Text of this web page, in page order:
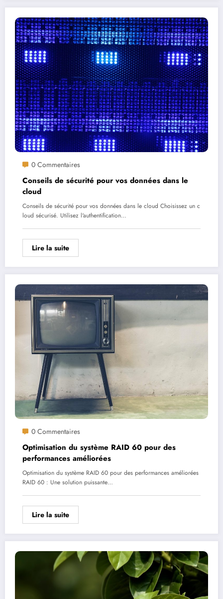
0 Commentaires
Conseils de sécurité pour vos données dans le
cloud
Conseils de sécurité pour vos données dans le cloud Choisissez un c
loud sécurisé. Utilisez l'authentification…
Lire la suite
0 Commentaires
Optimisation du système RAID 60 pour des
performances améliorées
Optimisation du système RAID 60 pour des performances améliorées
RAID 60 : Une solution puissante…
Lire la suite